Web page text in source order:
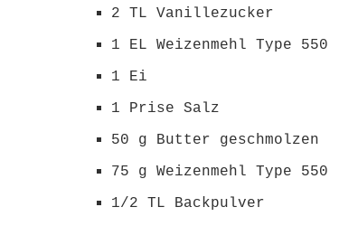
2 TL Vanillezucker
1 EL Weizenmehl Type 550
1 Ei
1 Prise Salz
50 g Butter geschmolzen
75 g Weizenmehl Type 550
1/2 TL Backpulver